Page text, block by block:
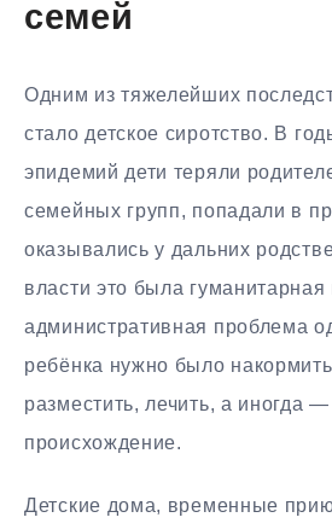
семей
Одним из тяжелейших
стало детское сиротство. В
эпидемий дети теряли
семейных групп, попадали в
оказывались у дальних
власти это была гуманитарная
административная проблема
ребёнка нужно было
разместить, лечить, а иногда
происхождение.
Детские дома, временные